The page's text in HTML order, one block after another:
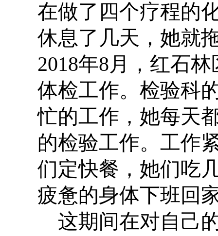
在做了四个疗程的
休息了几天，她就
2018年8月，红石
体检工作。检验科
忙的工作，她每天
的检验工作。工作
们定快餐，她们吃
疲惫的身体下班回
这期间在对自己